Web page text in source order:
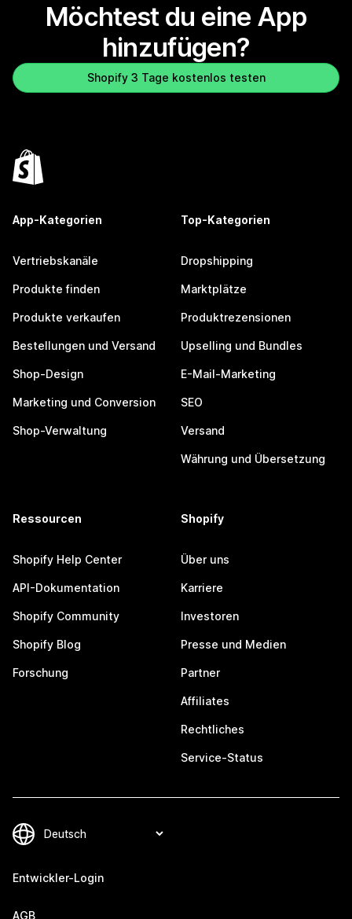
Möchtest du eine App
hinzufügen?
Shopify 3 Tage kostenlos testen
App-Kategorien
Vertriebskanäle
Produkte finden
Produkte verkaufen
Bestellungen und Versand
Shop-Design
Marketing und Conversion
Shop-Verwaltung
Top-Kategorien
Dropshipping
Marktplätze
Produktrezensionen
Upselling und Bundles
E-Mail-Marketing
SEO
Versand
Währung und Übersetzung
Ressourcen
Shopify Help Center
API-Dokumentation
Shopify Community
Shopify Blog
Forschung
Shopify
Über uns
Karriere
Investoren
Presse und Medien
Partner
Affiliates
Rechtliches
Service-Status
Entwickler-Login
AGB